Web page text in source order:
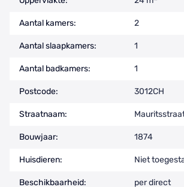
Aantal kamers: 2
Aantal slaapkamers: 1
Aantal badkamers: 1
Postcode: 3012CH
Straatnaam:
Bouwjaar: 1874
Huisdieren: Niet
Beschikbaarheid: per direct